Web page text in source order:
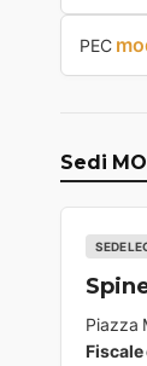
PEC
Sedi
SEDE
Piazza
Fiscale